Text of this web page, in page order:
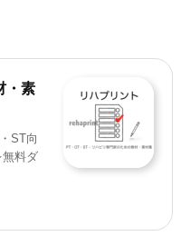
・素
ST向
料ダ